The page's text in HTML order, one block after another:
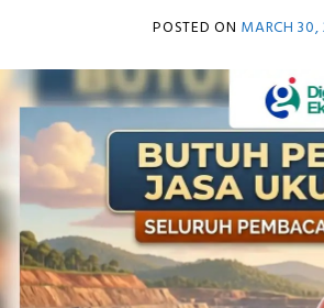
POSTED ON MARCH 30,